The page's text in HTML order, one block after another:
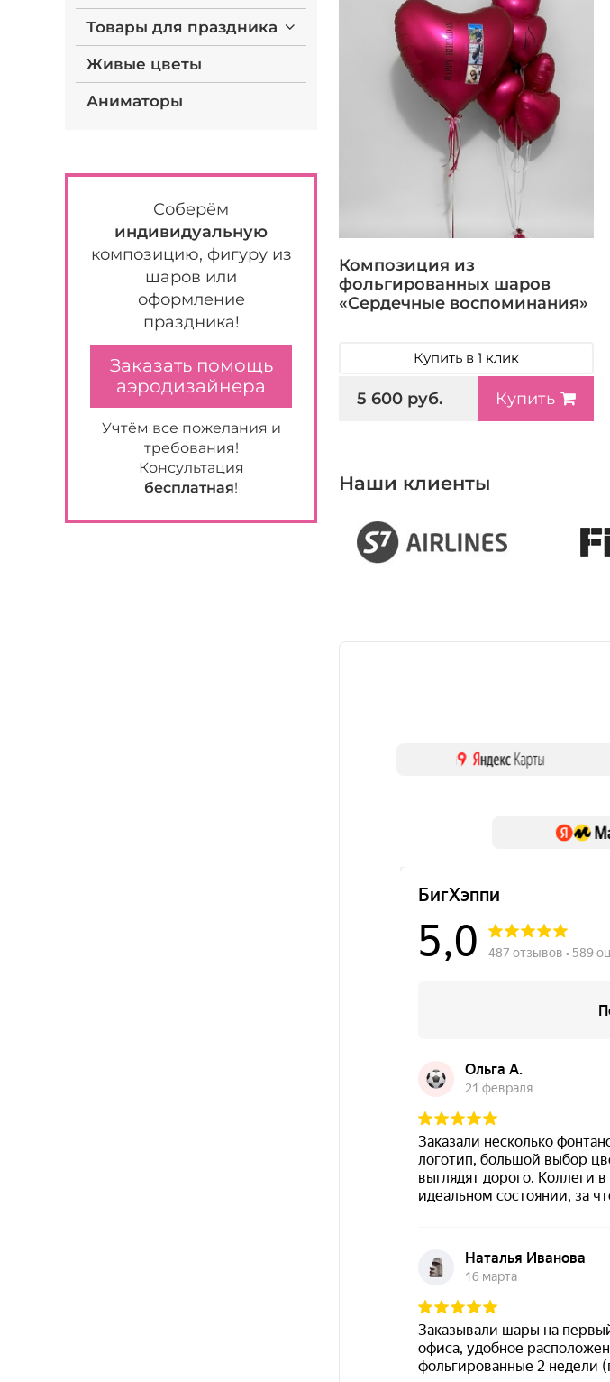
Товары для праздника
Живые цветы
Аниматоры
Соберём
индивидуальную
композицию, фигуру из
шаров или
оформление
праздника!
Заказать помощь
аэродизайнера
Учтём все пожелания и
требования!
Консультация
бесплатная!
Композиция из
фольгированных шаров
«Сердечные воспоминания»
Купить в 1 клик
5 600 руб. Купить
Наши клиенты